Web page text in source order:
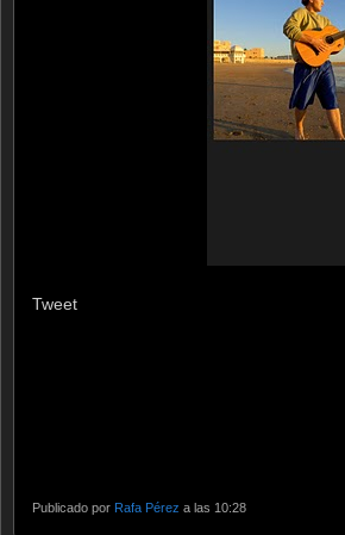
Tweet
Publicado por Rafa Pérez a las 10:28